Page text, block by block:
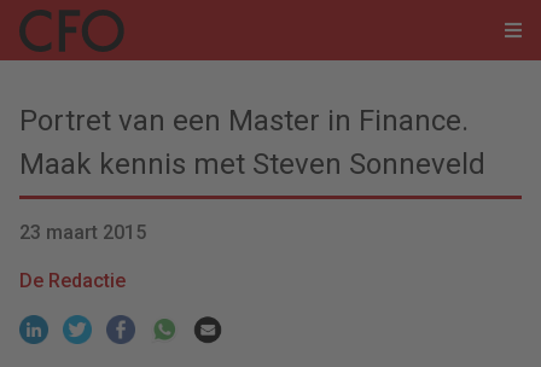
Portret van een Master in Finance.
Maak kennis met Steven Sonneveld
23 maart 2015
De Redactie